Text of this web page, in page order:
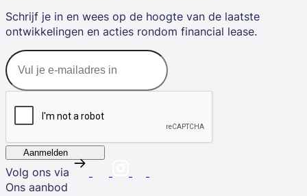
Schrijf je in en wees op de hoogte van de laatste
ontwikkelingen en acties rondom financial lease.
Aanmelden
Volg ons via
Ons aanbod